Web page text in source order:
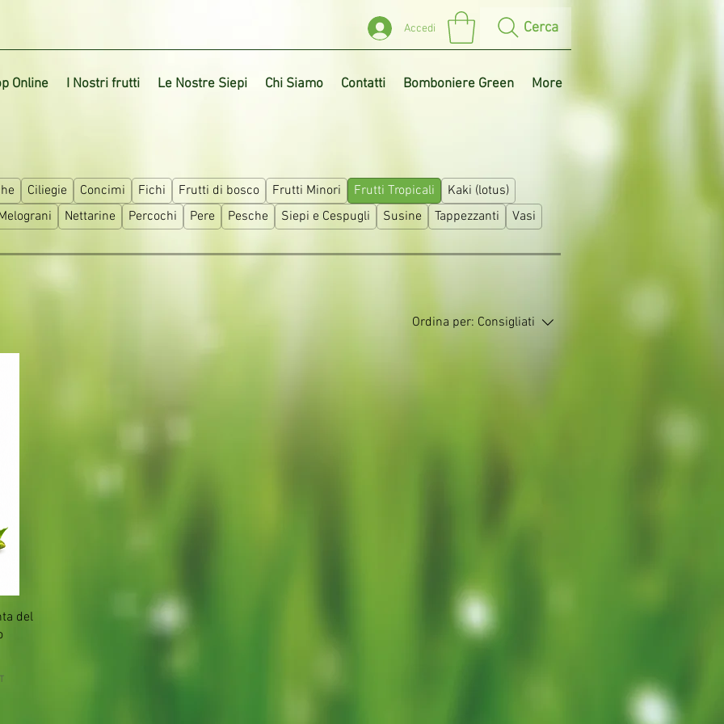
Accedi Cerca
Online I Nostri frutti Le Nostre Siepi Chi Siamo Contatti Bomboniere Green More
Ciliegie Concimi Fichi Frutti di bosco Frutti Minori Frutti Tropicali
Kaki (lotus)
Nettarine Percochi Pere Pesche Siepi e Cespugli Susine Tappezzanti
Vasi
Ordina per: Consigliati
del